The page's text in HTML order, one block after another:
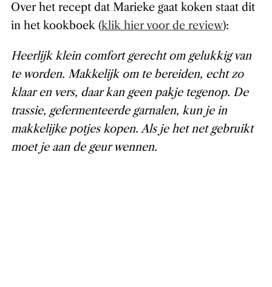
Over het recept dat Marieke gaat koken staat dit
in het kookboek (klik hier voor de review):
Heerlijk klein comfort gerecht om gelukkig van
te worden. Makkelijk om te bereiden, echt zo
klaar en vers, daar kan geen pakje tegenop. De
trassie, gefermenteerde garnalen, kun je in
makkelijke potjes kopen. Als je het net gebruikt
moet je aan de geur wennen.